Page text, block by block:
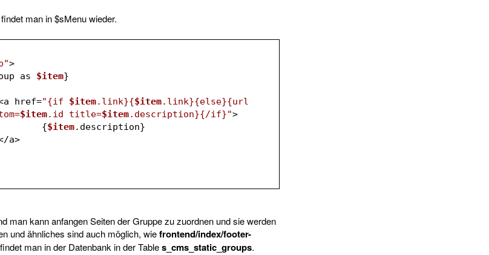
man in $sMenu wieder.
>
as $item}
<a href=
"{if $item.link}{$item.link}{else}{url
$item.id title=$item.description}{/if}">
				{
$item.description}
</a>
man kann anfangen Seiten der Gruppe zu zuordnen und sie werden
und ähnliches sind auch möglich, wiefrontend/index/footer-
man in der Datenbank in der Tables_cms_static_groups.